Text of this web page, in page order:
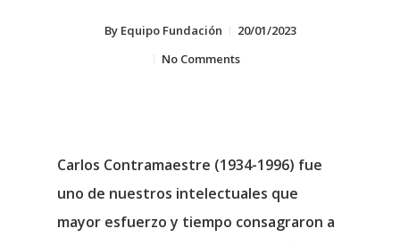
By Equipo Fundación
20/01/2023
No Comments
Carlos Contramaestre (1934-1996) fue
uno de nuestros intelectuales que
mayor esfuerzo y tiempo consagraron a